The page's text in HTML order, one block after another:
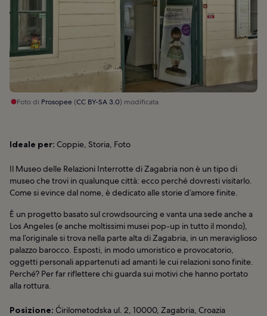
Foto di Prosopee(CC BY-SA 3.0) modificata
Ideale per: Coppie, Storia, Foto
Il Museo delle Relazioni Interrotte di Zagabria non è un tipo di
museo che trovi in qualunque città: ecco perché dovresti visitarlo.
Come si evince dal nome, è dedicato alle storie d’amore finite.
È un progetto basato sul crowdsourcing e vanta una sede anche a
Los Angeles (e anche moltissimi musei pop-up in tutto il mondo),
ma l’originale si trova nella parte alta di Zagabria, in un meraviglioso
palazzo barocco. Esposti, in modo umoristico e provocatorio,
oggetti personali appartenuti ad amanti le cui relazioni sono finite.
Perché? Per far riflettere chi guarda sui motivi che hanno portato
alla rottura.
Posizione: Ćirilometodska ul. 2, 10000, Zagabria, Croazia